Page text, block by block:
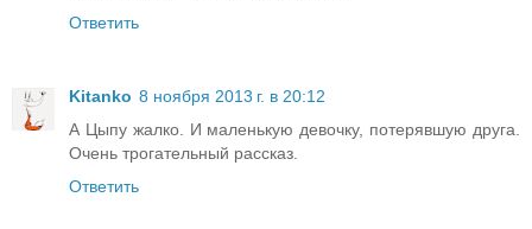
Ответить
Kitanko 8 ноября 2013 г. в 20:12
А Цыпу жалко. И маленькую девочку, потерявшую друга.
Очень трогательный рассказ.
Ответить